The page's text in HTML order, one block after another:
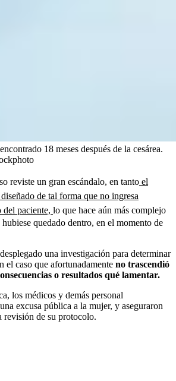
18 meses después de la cesárea.
reviste un gran escándalo, en tanto el
de tal forma que no ingresa
del paciente, lo que hace aún más complejo
hubiese quedado dentro, en el momento de
una investigación para determinar
el caso que afortunadamente no trascendió
o resultados qué lamentar.
los médicos y demás personal
excusa pública a la mujer, y aseguraron
revisión de su protocolo.